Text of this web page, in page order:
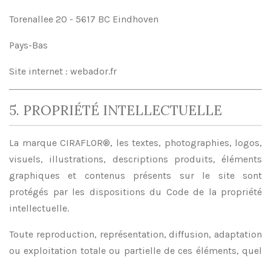
Torenallee 20 - 5617 BC Eindhoven
Pays-Bas
Site internet : webador.fr
5. PROPRIÉTÉ INTELLECTUELLE
La marque CIRAFLOR®, les textes, photographies, logos,
visuels, illustrations, descriptions produits, éléments
graphiques et contenus présents sur le site sont
protégés par les dispositions du Code de la propriété
intellectuelle.
Toute reproduction, représentation, diffusion, adaptation
ou exploitation totale ou partielle de ces éléments, quel